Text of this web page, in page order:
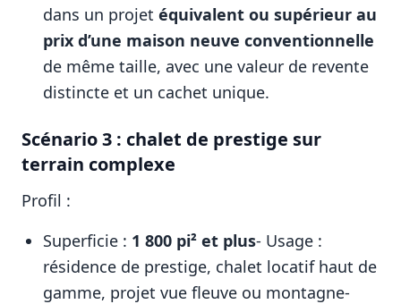
dans un projet équivalent ou supérieur au
prix d’une maison neuve conventionnelle
de même taille, avec une valeur de revente
distincte et un cachet unique.
Scénario 3 : chalet de prestige sur
terrain complexe
Profil :
Superficie : 1 800 pi² et plus- Usage :
résidence de prestige, chalet locatif haut de
gamme, projet vue fleuve ou montagne-